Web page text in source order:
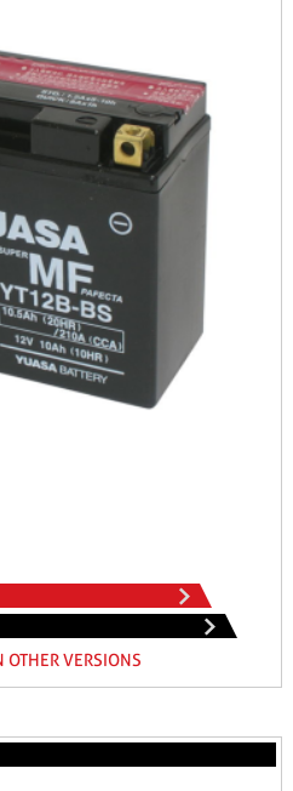
OTHER VERSIONS